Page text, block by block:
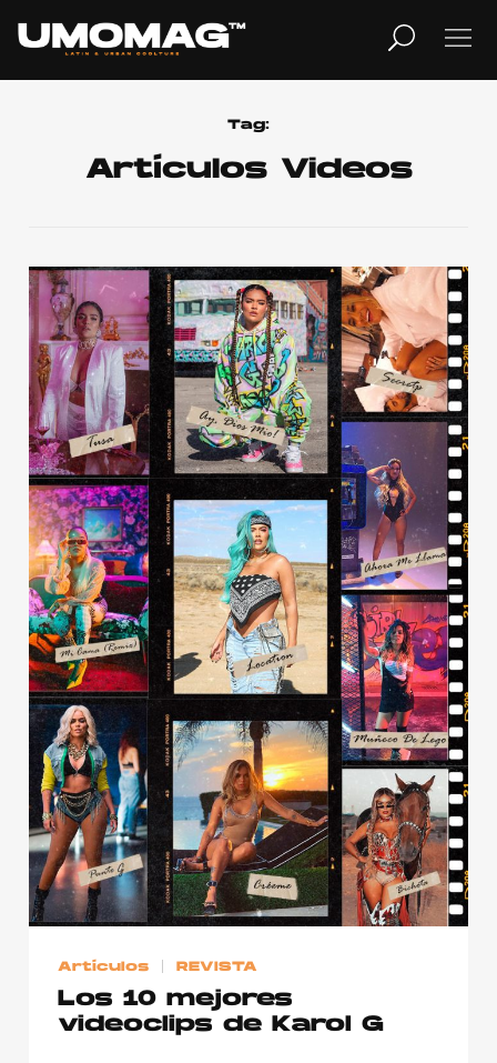
Home
Cover Story
Publicidad
Contacto
Aviso Legal
© 2015-2022 UMOMAG. PROPIEDAD DE UMO agency. TODOS LOS
DERECHOS RESERVADOS.
Tag:
Artículos Videos
Artículos REVISTA
Los 10 mejores
videoclips de Karol G